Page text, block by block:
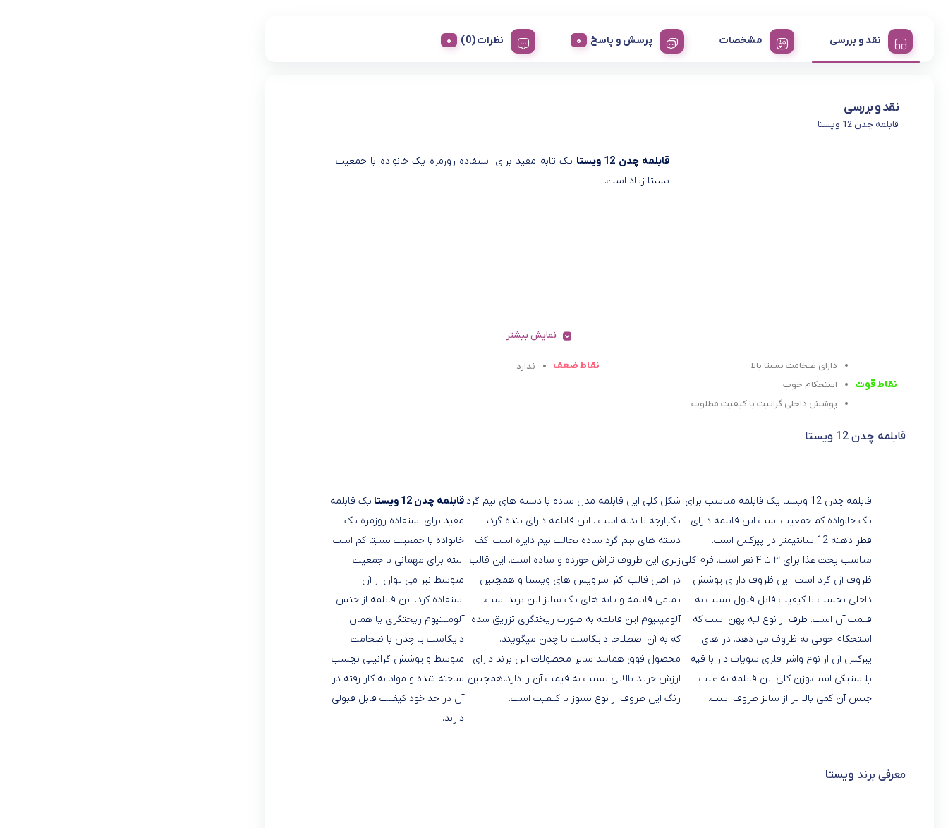
نقد و بررسی مشخصات پرسش و پاسخ نظرات (0)
نقد و بررسی
قابلمه چدن 12 ویستا
قابلمه چدن 12 ویستا
یک تابه مفید برای استفاده روزمره یک خانواده با حمعیت
نسبتا زیاد است.
قابلمه چدن 12 ویستا
نمایش بیشتر
نقاط قوت
دارای ضخامت نسبتا بالا
استحکام خوب
پوشش داخلی گرانیت با کیفیت مطلوب
نقاط ضعف ندارد
قابلمه چدن 12 ویستا
قابلمه چدن 12 ویستا یک قابلمه مناسب برای
یک خانواده کم جمعیت است این قابلمه دارای
قطر دهنه 12 سانتیمتر در پیرکس است.
مناسب پخت غذا برای ۳ تا ۴ نفر است. فرم کلی
ظروف آن گرد است. این ظروف دارای پوشش
داخلی نچسب با کیفیت فابل قبول نسبت به
قیمت آن است. ظرف از نوع لبه پهن است که
استحکام خوبی به ظروف می دهد. در های
پیرکس آن از نوع واشر فلزی سوپاپ دار با قپه
پلاستیکی است.وزن کلی این قابلمه به علت
جنس آن کمی بالا تر از سایز ظروف است.
شکل کلی این قابلمه مدل ساده با دسته های نیم گرد
یکپارچه با بدنه است . این قابلمه دارای بنده گرد،
دسته های نیم گرد ساده بحالت نیم دایره است. کف
زیری این ظروف تراش خورده و ساده است. این قالب
در اصل قالب اکثر سرویس های ویستا و همچنین
تمامی قابلمه و تابه های تک سایز این برند است.
آلومینیوم این قابلمه به صورت ریختگری تزریق شده
که به آن اصطلاحا دایکاست یا چدن میگویند.
محصول فوق همانند سایر محصولات این برند دارای
ارزش خرید بالایی نسبت به قیمت آن را دارد. همچنین
رنگ این ظروف از نوع نسوز با کیفیت است.
قابلمه چدن 12 ویستا
یک قابلمه
مفید برای استفاده روزمره یک
خانواده با حمعیت نسبتا کم است.
البته برای مهمانی با جمعیت
متوسط نیر می توان از آن
استفاده کرد. این قابلمه از جنس
آلومینیوم ریختگری یا همان
دایکاست یا چدن با ضخامت
متوسط و پوشش گرانیتی نچسب
ساخته شده و مواد به کار رفته در
آن در حد خود کیفیت قابل قبولی
دارند.
معرفی برند ویستا